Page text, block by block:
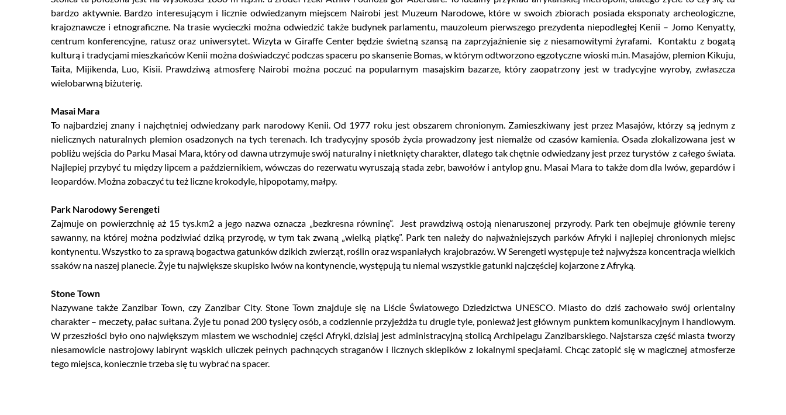
Japan Rail Pass
bardzo aktywnie. Bardzo interesującym i licznie odwiedzanym miejscem Nairobi jest Muzeum Narodowe, które w swoich zbiorach posiada eksponaty archeologiczne,
krajoznawcze i etnograficzne. Na trasie wycieczki można odwiedzić także budynek parlamentu, mauzoleum pierwszego prezydenta niepodległej Kenii – Jomo Kenyatty,
centrum konferencyjne, ratusz oraz uniwersytet. Wizyta w Giraffe Center będzie świetną szansą na zaprzyjaźnienie się z niesamowitymi żyrafami. Kontaktu z bogatą
kulturą i tradycjami mieszkańców Kenii można doświadczyć podczas spaceru po skansenie Bomas, w którym odtworzono egzotyczne wioski m.in. Masajów, plemion Kikuju,
Taita, Mijikenda, Luo, Kisii. Prawdziwą atmosferę Nairobi można poczuć na popularnym masajskim bazarze, który zaopatrzony jest w tradycyjne wyroby, zwłaszcza
wielobarwną biżuterię.
Masai Mara
To najbardziej znany i najchętniej odwiedzany park narodowy Kenii. Od 1977 roku jest obszarem chronionym. Zamieszkiwany jest przez Masajów, którzy są jednym z
nielicznych naturalnych plemion osadzonych na tych terenach. Ich tradycyjny sposób życia prowadzony jest niemalże od czasów kamienia. Osada zlokalizowana jest w
pobliżu wejścia do Parku Masai Mara, który od dawna utrzymuje swój naturalny i nietknięty charakter, dlatego tak chętnie odwiedzany jest przez turystów z całego świata.
Najlepiej przybyć tu między lipcem a październikiem, wówczas do rezerwatu wyruszają stada zebr, bawołów i antylop gnu. Masai Mara to także dom dla lwów, gepardów i
leopardów. Można zobaczyć tu też liczne krokodyle, hipopotamy, małpy.
Park Narodowy Serengeti
Zajmuje on powierzchnię aż 15 tys.km2 a jego nazwa oznacza „bezkresna równinę”. Jest prawdziwą ostoją nienaruszonej przyrody. Park ten obejmuje głównie tereny
sawanny, na której można podziwiać dziką przyrodę, w tym tak zwaną „wielką piątkę”. Park ten należy do najważniejszych parków Afryki i najlepiej chronionych miejsc
kontynentu. Wszystko to za sprawą bogactwa gatunków dzikich zwierząt, roślin oraz wspaniałych krajobrazów. W Serengeti występuje też najwyższa koncentracja wielkich
ssaków na naszej planecie. Żyje tu największe skupisko lwów na kontynencie, występują tu niemal wszystkie gatunki najczęściej kojarzone z Afryką.
Stone Town
Nazywane także Zanzibar Town, czy Zanzibar City. Stone Town znajduje się na Liście Światowego Dziedzictwa UNESCO. Miasto do dziś zachowało swój orientalny
charakter – meczety, pałac sułtana. Żyje tu ponad 200 tysięcy osób, a codziennie przyjeżdża tu drugie tyle, ponieważ jest głównym punktem komunikacyjnym i handlowym.
W przeszłości było ono największym miastem we wschodniej części Afryki, dzisiaj jest administracyjną stolicą Archipelagu Zanzibarskiego. Najstarsza część miasta tworzy
niesamowicie nastrojowy labirynt wąskich uliczek pełnych pachnących straganów i licznych sklepików z lokalnymi specjałami. Chcąc zatopić się w magicznej atmosferze
tego miejsca, koniecznie trzeba się tu wybrać na spacer.